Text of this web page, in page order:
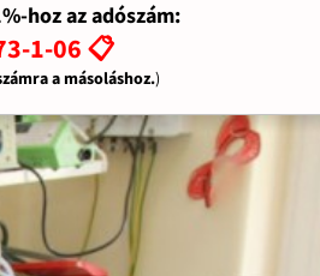
hoz az adószám:
1-06 📋
a másoláshoz.)